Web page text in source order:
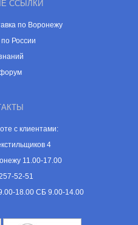
ССЫЛКИ
по Воронежу
России
с клиентами:
4
11.00-17.00
52-51
18.00 СБ 9.00-14.00